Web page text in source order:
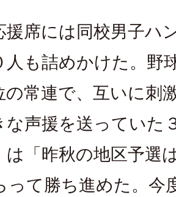
席には同校男子ハ
人も詰めかけた。野
の常連で、互いに刺
な声援を送っていた
は「昨秋の地区予選
って勝ち進めた。今